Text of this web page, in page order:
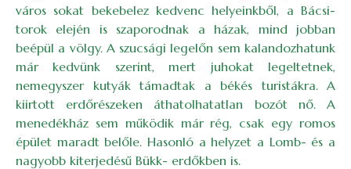
város sokat bekebelez kedvenc helyeinkből, a Bácsi-
torok elején is szaporodnak a házak, mind jobban
beépül a völgy. A szucsági legelőn sem kalandozhatunk
már kedvünk szerint, mert juhokat legeltetnek,
nemegyszer kutyák támadtak a békés turistákra. A
kiirtott erdőrészeken áthatolhatatlan bozót nő. A
menedékház sem működik már rég, csak egy romos
épület maradt belőle. Hasonló a helyzet a Lomb- és a
nagyobb kiterjedésű Bükk- erdőkben is.